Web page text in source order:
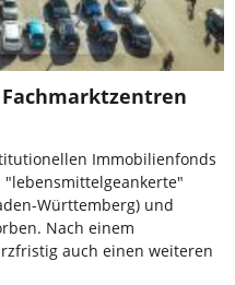
Immobilienfonds
"lebensmittelgeankerte"
Württemberg) und
Nach einem
auch einen weiteren